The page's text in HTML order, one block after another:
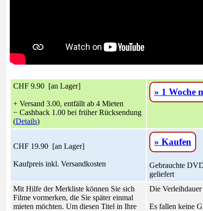
CHF 9.90 [an Lager]
+ Versand 3.00, entfällt ab 4 Mieten
− Cashback 1.00 bei früher Rücksendung
(Details)
» 1 Woche
CHF 19.90 [an Lager]
Kaufpreis inkl. Versandkosten
» Kaufen
Gebrauchte
geliefert
Mit Hilfe der Merkliste können Sie sich
Filme vormerken, die Sie später einmal
mieten möchten. Um diesen Titel in Ihre
Die Verleihdauer
Es fallen keine